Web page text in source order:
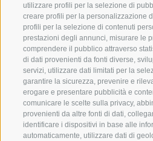
utilizzare profili per la selezione di
creare profili per la personalizzazione
profili per la selezione di contenuti
prestazioni degli annunci, misurare le
comprendere il pubblico attraverso
di dati provenienti da fonti diverse,
servizi, utilizzare dati limitati per la
garantire la sicurezza, prevenire e
erogare e presentare pubblicità e
comunicare le scelte sulla privacy,
provenienti da altre fonti di dati,
identificare i dispositivi in base alle
automaticamente, utilizzare dati di
VAL GIOVO
VAL RACINES
VAL RIDANNA
IMPIANTI DI RISALITA
SCUOLA DI SCI RACINES